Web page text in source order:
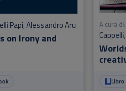
on Irony and
Papi,Alessandro Aru
and
A cura di:
Cappelli
Libro